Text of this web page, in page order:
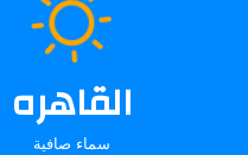
القاهره
سماء صافية